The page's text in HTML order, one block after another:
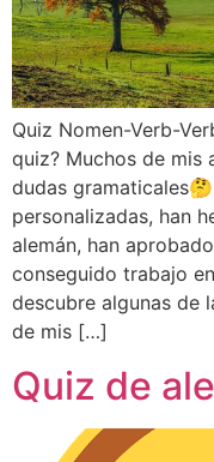
Quiz Nomen-Verb-
quiz? Muchos de mis
dudas
personalizadas, han
alemán, han
conseguido trabajo
descubre algunas de
de mis […]
Quiz de